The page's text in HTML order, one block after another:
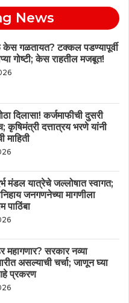
News
केस गळतायत? टक्कल पडण्यापूर्वी
गोष्टी; केस राहतील मजबूत!
दिलासा! कर्जमाफीची दुसरी
कृषिमंत्री दत्तात्रय भरणे यांनी
माहिती
मंडल यात्रेचे जल्लोषात स्वागत;
जनगणनेच्या मागणीला
पाठिंबा
सरकार नव्या
असल्याची चर्चा; जाणून घ्या
प्रकरण